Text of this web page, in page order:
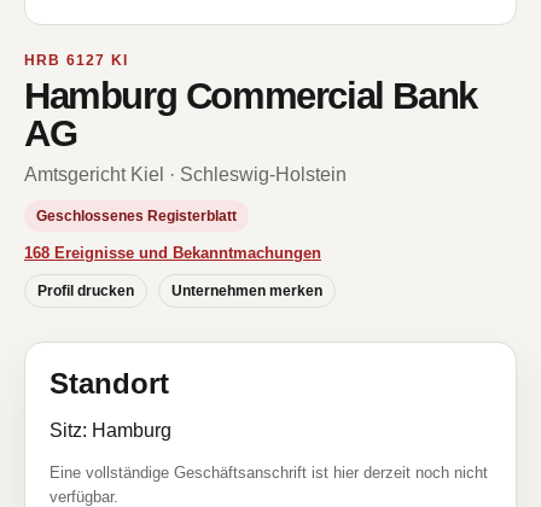
HRB 6127 KI
Hamburg Commercial Bank
AG
Amtsgericht Kiel · Schleswig-Holstein
Geschlossenes Registerblatt
168 Ereignisse und Bekanntmachungen
Profil drucken Unternehmen merken
Standort
Sitz: Hamburg
Eine vollständige Geschäftsanschrift ist hier derzeit noch nicht
verfügbar.